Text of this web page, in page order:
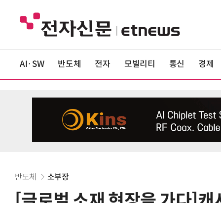
AI·SW 반도체 전자 모빌리티 통신 경제
반도체 소부장